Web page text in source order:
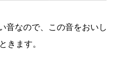
音なので、この音をおいし
きます。